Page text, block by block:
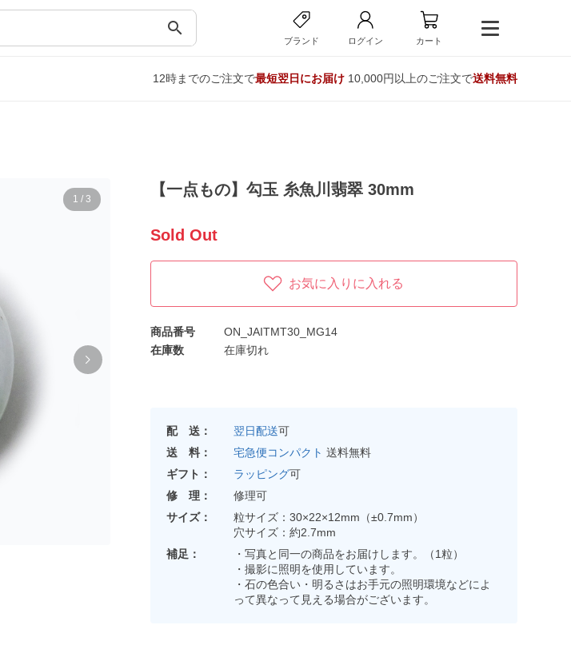
search
ブランド ログイン カート
12時までのご注文で最短翌日にお届け10,000円以上のご注文で送料無料
1 / 3
【一点もの】勾玉 糸魚川翡翠 30mm
Sold Out
お気に入りに入れる
商品番号
ON_JAITMT30_MG14
在庫数
在庫切れ
配 送： 翌日配送可
送 料：
宅急便コンパクト 送料無料
ギフト：
ラッピング可
修 理：
修理可
サイズ：
粒サイズ：30×22×12mm（±0.7mm）
穴サイズ：約2.7mm
補足：
・写真と同一の商品をお届けします。（1粒）
・撮影に照明を使用しています。
・石の色合い・明るさはお手元の照明環境などによ
って異なって見える場合がございます。